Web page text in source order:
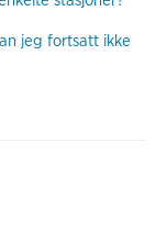
jeg fortsatt ikke